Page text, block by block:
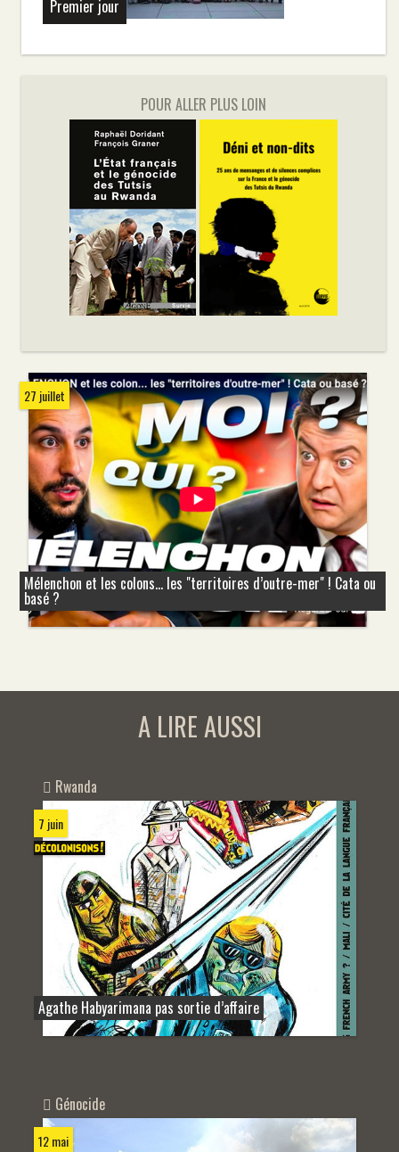
Premier jour
POUR ALLER PLUS LOIN
27 juillet
Mélenchon et les colons... les "territoires d’outre-mer" ! Cata ou
basé ?
A LIRE AUSSI
Rwanda
7 juin
Agathe Habyarimana pas sortie d’affaire
Génocide
12 mai